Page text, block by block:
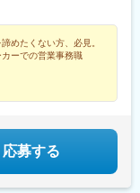
つリモートの日を増
予定です（目安：～
めたくない方、必見。
ーでの営業事務職
応募する